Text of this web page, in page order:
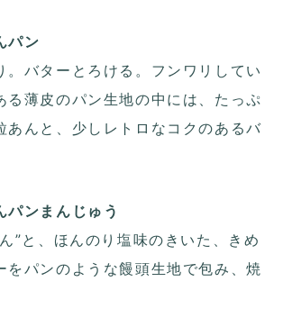
パン
。バターとろける。フンワリしてい
る薄皮のパン生地の中には、たっぷ
あんと、少しレトロなコクのあるバ
パンまんじゅう
”と、ほんのり塩味のきいた、きめ
をパンのような饅頭生地で包み、焼